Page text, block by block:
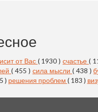
от Вас ( 1930 )счастье (
( 455 ) сила мысли ( 438 )
) решения проблем ( 183 )